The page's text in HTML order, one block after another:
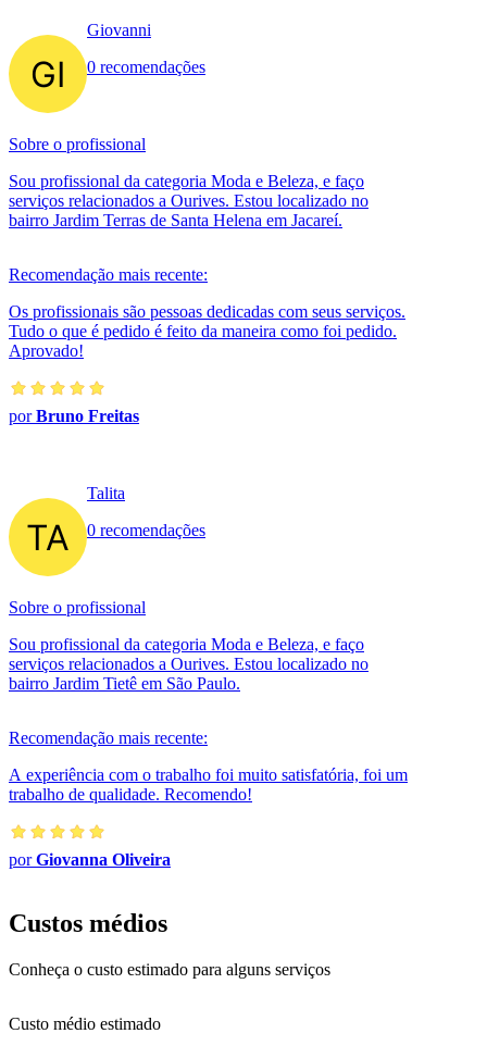
Giovanni
0 recomendações
Sobre o profissional
Sou profissional da categoria Moda e Beleza, e faço
serviços relacionados a Ourives. Estou localizado no
bairro Jardim Terras de Santa Helena em Jacareí.
Recomendação mais recente:
Os profissionais são pessoas dedicadas com seus serviços.
Tudo o que é pedido é feito da maneira como foi pedido.
Aprovado!
porBruno Freitas
Talita
0 recomendações
Sobre o profissional
Sou profissional da categoria Moda e Beleza, e faço
serviços relacionados a Ourives. Estou localizado no
bairro Jardim Tietê em São Paulo.
Recomendação mais recente:
A experiência com o trabalho foi muito satisfatória, foi um
trabalho de qualidade. Recomendo!
porGiovanna Oliveira
Custos médios
Conheça o custo estimado para alguns serviços
Custo médio estimado